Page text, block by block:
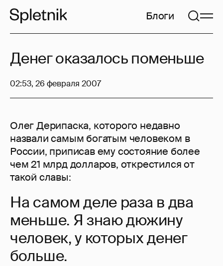
Блоги
Олег Дерипаска, которого недавно
назвали самым богатым человеком в
России, приписав ему состояние более
чем 21 млрд долларов, открестился от
такой славы:
На самом деле раза в два
меньше. Я знаю дюжину
человек, у которых денег
больше.
Денег оказалось поменьше
02:53, 26 февраля 2007